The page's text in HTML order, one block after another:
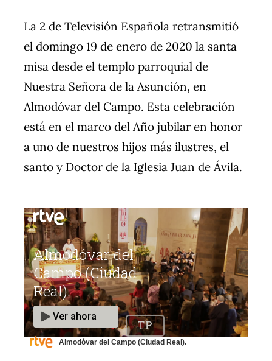
La 2 de Televisión Española retransmitió
el domingo 19 de enero de 2020 la santa
misa desde el templo parroquial de
Nuestra Señora de la Asunción, en
Almodóvar del Campo. Esta celebración
está en el marco del Año jubilar en honor
a uno de nuestros hijos más ilustres, el
santo y Doctor de la Iglesia Juan de Ávila.
Almodóvar del Campo (Ciudad Real).